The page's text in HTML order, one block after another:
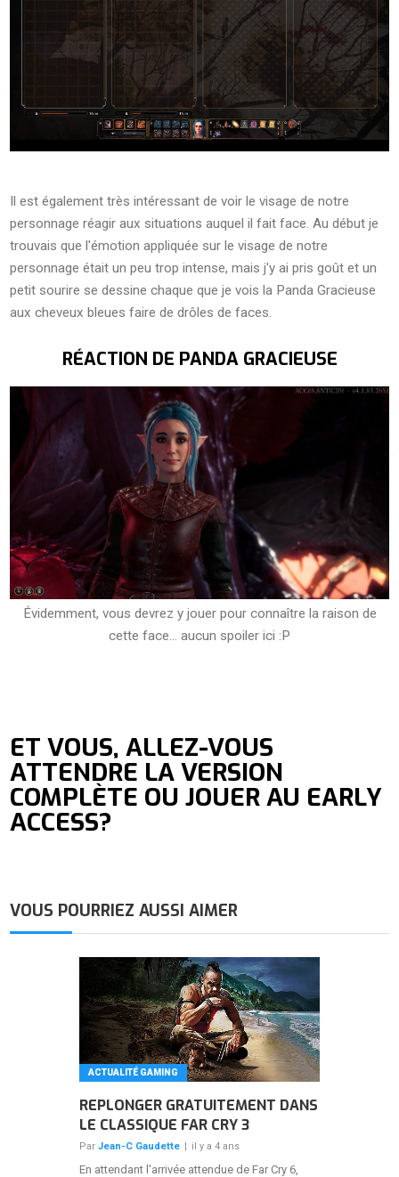
Il est également très intéressant de voir le visage de notre
personnage réagir aux situations auquel il fait face. Au début je
trouvais que l'émotion appliquée sur le visage de notre
personnage était un peu trop intense, mais j'y ai pris goût et un
petit sourire se dessine chaque que je vois la Panda Gracieuse
aux cheveux bleues faire de drôles de faces.
RÉACTION DE PANDA GRACIEUSE
Évidemment, vous devrez y jouer pour connaître la raison de
cette face... aucun spoiler ici :P
ET VOUS, ALLEZ-VOUS
ATTENDRE LA VERSION
COMPLÈTE OU JOUER AU EARLY
ACCESS?
VOUS POURRIEZ AUSSI AIMER
ACTUALITÉ GAMING
REPLONGER GRATUITEMENT DANS
LE CLASSIQUE FAR CRY 3
Par Jean-C Gaudette | il y a 4 ans
En attendant l'arrivée attendue de Far Cry 6,